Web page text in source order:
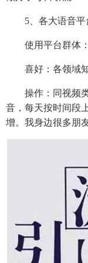
5、各大语音平台
使用平台群体：
喜好：各领域知
操作：同视频类
音，每天按时间段
增。我身边很多朋